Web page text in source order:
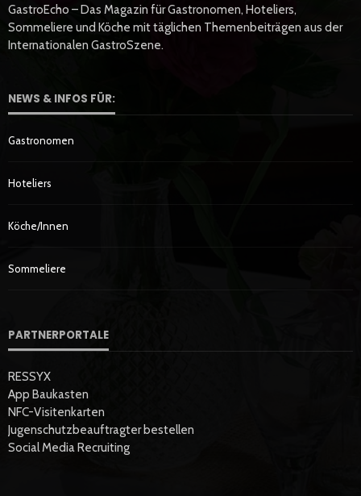
GastroEcho – Das Magazin für Gastronomen, Hoteliers,
Sommeliere und Köche mit täglichen Themenbeiträgen aus der
Internationalen GastroSzene.
NEWS & INFOS FÜR:
Gastronomen
Hoteliers
Köche/innen
Sommeliere
PARTNERPORTALE
RESSYX
App Baukasten
NFC-Visitenkarten
Jugenschutzbeauftragter bestellen
Social Media Recruiting